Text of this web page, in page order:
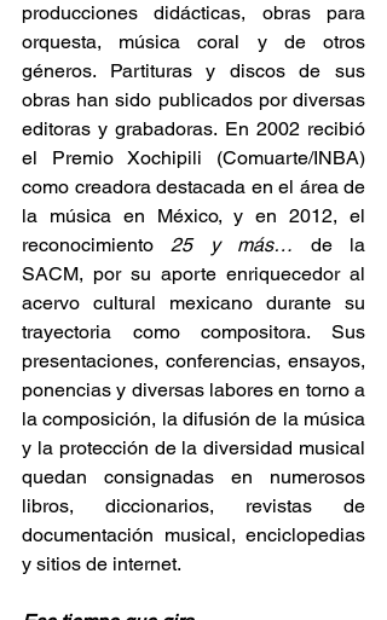
producciones didácticas, obras para
orquesta, música coral y de otros
géneros. Partituras y discos de sus
obras han sido publicados por diversas
editoras y grabadoras. En 2002 recibió
el Premio Xochipili (Comuarte/INBA)
como creadora destacada en el área de
la música en México, y en 2012, el
reconocimiento 25 y más… de la
SACM, por su aporte enriquecedor al
acervo cultural mexicano durante su
trayectoria como compositora. Sus
presentaciones, conferencias, ensayos,
ponencias y diversas labores en torno a
la composición, la difusión de la música
y la protección de la diversidad musical
quedan consignadas en numerosos
libros, diccionarios, revistas de
documentación musical, enciclopedias
y sitios de internet.